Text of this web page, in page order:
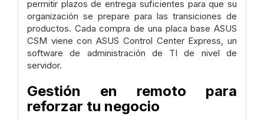
permitir plazos de entrega suficientes para que su
organización se prepare para las transiciones de
productos. Cada compra de una placa base ASUS
CSM viene con ASUS Control Center Express, un
software de administración de TI de nivel de
servidor.
Gestión en remoto para
reforzar tu negocio